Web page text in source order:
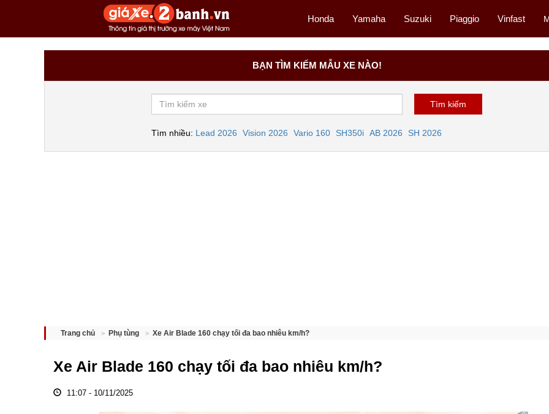
Honda Yamaha Suzuki Piaggio Vinfast
BẠN TÌM KIẾM MẪU XE NÀO!
Tìm nhiều: Lead 2026 Vision 2026 Vario 160 SH350i AB 2026 SH 2026
Trang chủ Phụ tùng Xe Air Blade 160 chạy tối đa bao nhiêu km/h?
Xe Air Blade 160 chạy tối đa bao nhiêu km/h?
11:07 - 10/11/2025